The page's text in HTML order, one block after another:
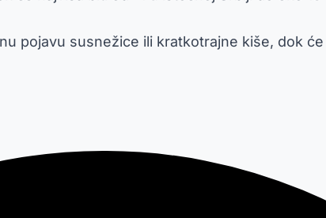
pojavu susnežice ili kratkotrajne kiše, dok